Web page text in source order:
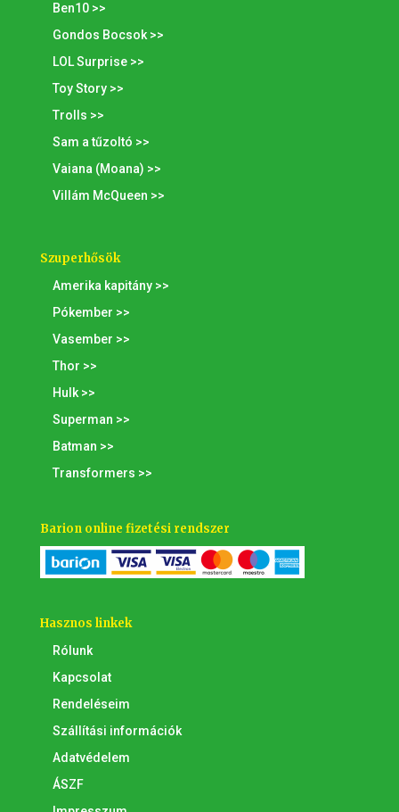
Ben10 >>
Gondos Bocsok >>
LOL Surprise >>
Toy Story >>
Trolls >>
Sam a tűzoltó >>
Vaiana (Moana) >>
Villám McQueen >>
Szuperhősök
Amerika kapitány >>
Pókember >>
Vasember >>
Thor >>
Hulk >>
Superman >>
Batman >>
Transformers >>
Barion online fizetési rendszer
Hasznos linkek
Rólunk
Kapcsolat
Rendeléseim
Szállítási információk
Adatvédelem
ÁSZF